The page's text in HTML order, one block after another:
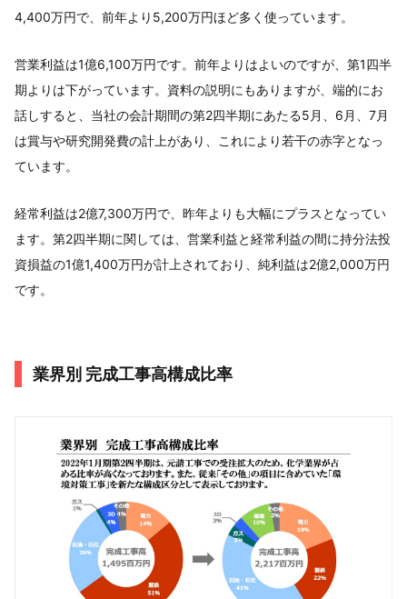
4,400万円で、前年より5,200万円ほど多く使っています。
営業利益は1億6,100万円です。前年よりはよいのですが、第1四半
期よりは下がっています。資料の説明にもありますが、端的にお
話しすると、当社の会計期間の第2四半期にあたる5月、6月、7月
は賞与や研究開発費の計上があり、これにより若干の赤字となっ
ています。
経常利益は2億7,300万円で、昨年よりも大幅にプラスとなってい
ます。第2四半期に関しては、営業利益と経常利益の間に持分法投
資損益の1億1,400万円が計上されており、純利益は2億2,000万円
です。
業界別 完成工事高構成比率